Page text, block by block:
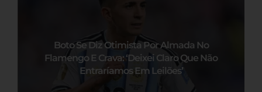
Boto Se Diz Otimista Por Almada No
Flamengo E Crava: ‘Deixei Claro Que Não
Entraríamos Em Leilões’